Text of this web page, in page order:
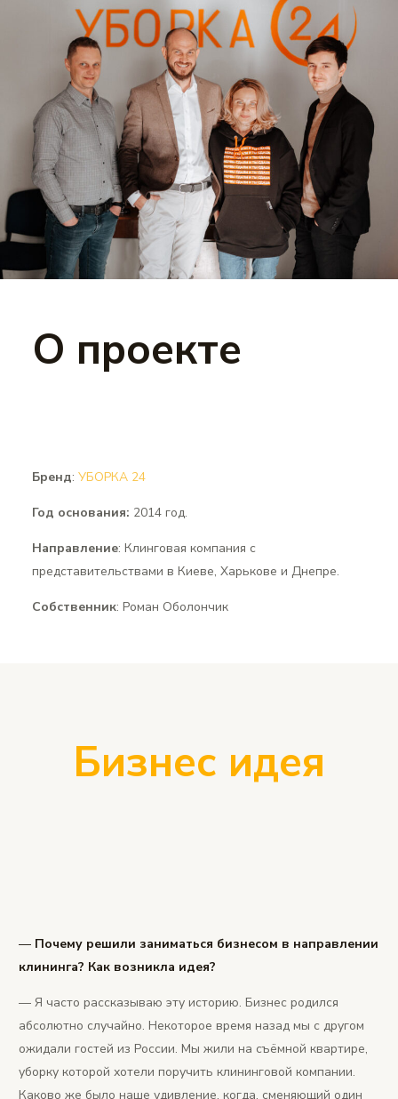
О проекте
Бренд: УБОРКА 24
Год основания: 2014 год.
Направление: Клинговая компания с
представительствами в Киеве, Харькове и Днепре.
Собственник: Роман Оболончик
Бизнес идея
— Почему решили заниматься бизнесом в направлении
клининга? Как возникла идея?
— Я часто рассказываю эту историю. Бизнес родился
абсолютно случайно. Некоторое время назад мы с другом
ожидали гостей из России. Мы жили на съёмной квартире,
уборку которой хотели поручить клининговой компании.
Каково же было наше удивление, когда, сменяющий один